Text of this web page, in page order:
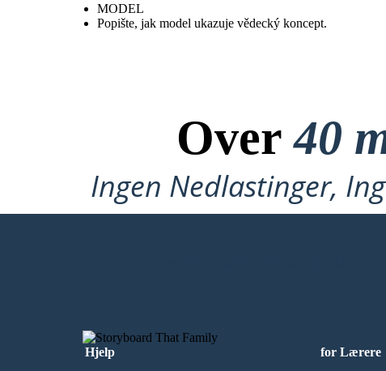
MODEL
Popište, jak model ukazuje vědecký koncept.
Over40
Ingen Nedlastinger,
Hjelp
for Lærere